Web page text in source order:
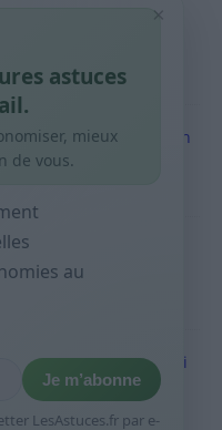
: routine simple +
économiser en
10 sprays
rapide pour
le jour de paie
jour est-ce utile et quoi
×
astuces
mieux
de vous.
au
Je m’abonne
LesAstuces.fr par e-